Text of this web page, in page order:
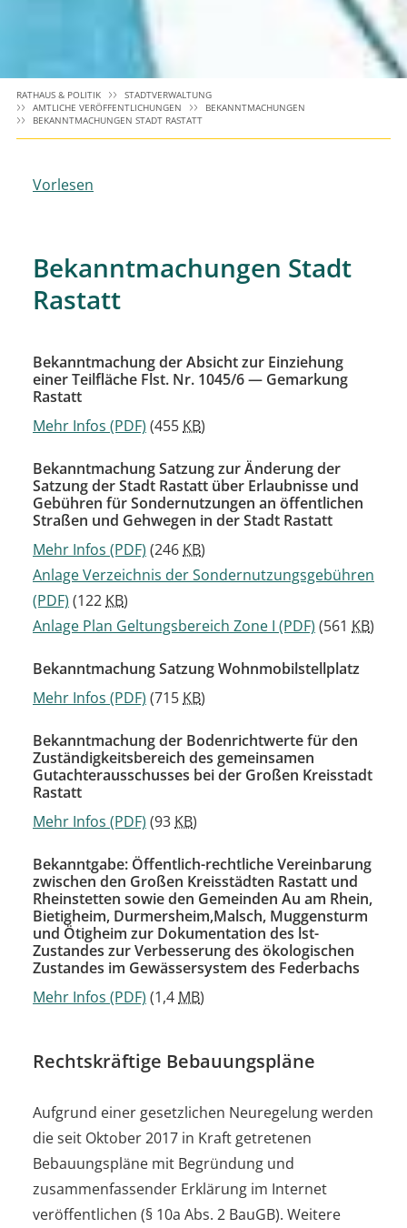
RATHAUS & POLITIK
STADTVERWALTUNG
AMTLICHE VERÖFFENTLICHUNGEN
BEKANNTMACHUNGEN
BEKANNTMACHUNGEN STADT RASTATT
Vorlesen
Bekanntmachungen Stadt
Rastatt
Bekanntmachung der Absicht zur Einziehung
einer Teilfläche Flst. Nr. 1045/6 — Gemarkung
Rastatt
Mehr Infos (PDF) (455 KB)
Bekanntmachung Satzung zur Änderung der
Satzung der Stadt Rastatt über Erlaubnisse und
Gebühren für Sondernutzungen an öffentlichen
Straßen und Gehwegen in der Stadt Rastatt
Mehr Infos (PDF) (246 KB)
Anlage Verzeichnis der Sondernutzungsgebühren
(PDF) (122 KB)
Anlage Plan Geltungsbereich Zone I (PDF) (561 KB)
Bekanntmachung Satzung Wohnmobilstellplatz
Mehr Infos (PDF) (715 KB)
Bekanntmachung der Bodenrichtwerte für den
Zuständigkeitsbereich des gemeinsamen
Gutachterausschusses bei der Großen Kreisstadt
Rastatt
Mehr Infos (PDF) (93 KB)
Bekanntgabe: Öffentlich-rechtliche Vereinbarung
zwischen den Großen Kreisstädten Rastatt und
Rheinstetten sowie den Gemeinden Au am Rhein,
Bietigheim, Durmersheim,Malsch, Muggensturm
und Ötigheim zur Dokumentation des lst-
Zustandes zur Verbesserung des ökologischen
Zustandes im Gewässersystem des Federbachs
Mehr Infos (PDF) (1,4 MB)
Rechtskräftige Bebauungspläne
Aufgrund einer gesetzlichen Neuregelung werden
die seit Oktober 2017 in Kraft getretenen
Bebauungspläne mit Begründung und
zusammenfassender Erklärung im Internet
veröffentlichen (§ 10a Abs. 2 BauGB). Weitere